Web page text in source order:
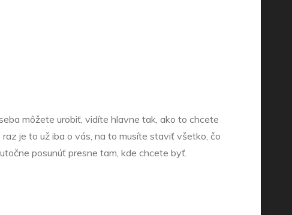
môžete urobiť, vidíte hlavne tak, ako to chcete
je to už iba o vás, na to musíte staviť všetko, čo
posunúť presne tam, kde chcete byť.